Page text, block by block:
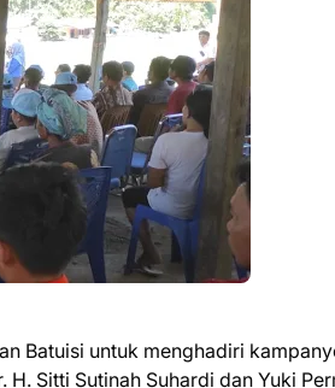
Batuisi untuk menghadiri
Sitti Sutinah Suhardi dan Yuki